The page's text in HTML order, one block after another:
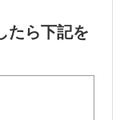
たら下記を